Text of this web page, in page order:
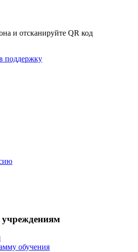
и отсканируйте QR код
поддержку
обучения